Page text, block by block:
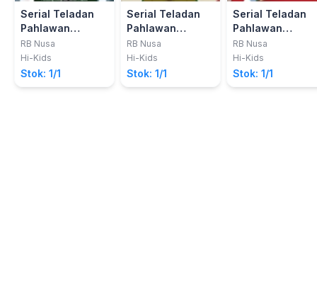
Serial Teladan
Pahlawan
Nasional:
Johannes
Abraham Dimara
(1916-2000)
RB Nusa
Hi-Kids
Stok: 1/1
Serial Teladan
Pahlawan
Nasional: Idham
Chalid (1921-
2011)
RB Nusa
Hi-Kids
Stok: 1/1
Serial Teladan
Pahlawan
Nasional: KH.
Ahmad Dahlan
(1868-1934)
RB Nusa
Hi-Kids
Stok: 1/1